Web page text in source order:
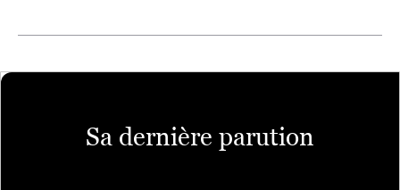
Sa dernière parution